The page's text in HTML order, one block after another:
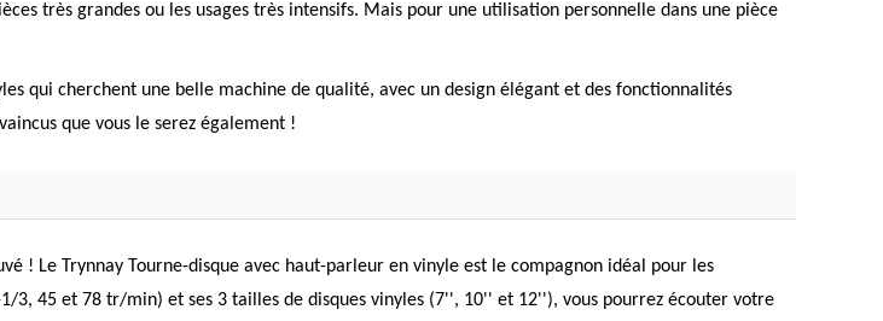
très grandes ou les usages très intensifs. Mais pour une utilisation personnelle dans une pièce
qui cherchent une belle machine de qualité, avec un design élégant et des fonctionnalités
que vous le serez également !
! Le Trynnay Tourne-disque avec haut-parleur en vinyle est le compagnon idéal pour les
3, 45 et 78 tr/min) et ses 3 tailles de disques vinyles (7'', 10'' et 12''), vous pourrez écouter votre